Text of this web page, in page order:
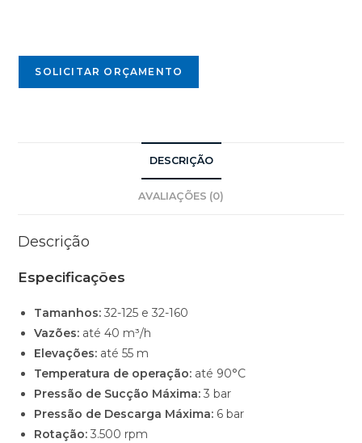
SOLICITAR ORÇAMENTO
DESCRIÇÃO
AVALIAÇÕES (0)
Descrição
Especificações
Tamanhos: 32-125 e 32-160
Vazões: até 40 m³/h
Elevações: até 55 m
Temperatura de operação: até 90°C
Pressão de Sucção Máxima:3 bar
Pressão de Descarga Máxima: 6 bar
Rotação:3.500 rpm